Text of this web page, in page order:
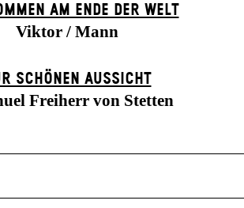
AM ENDE DER WELT
Viktor / Mann
SCHÖNEN AUSSICHT
Freiherr von Stetten